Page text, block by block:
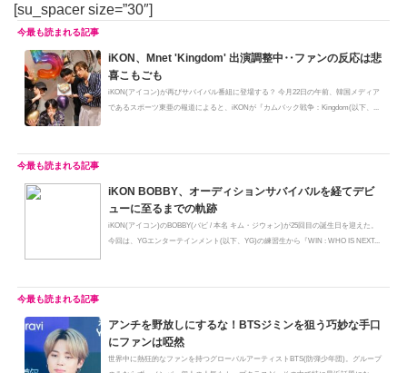
[su_spacer size=”30″]
iKON、Mnet 'Kingdom' 出演調整中‥ファンの反応は悲
喜こもごも
iKON(アイコン)が再びサバイバル番組に登場する？ 今月22日の午前、韓国メディア
であるスポーツ東亜の報道によると、iKONが『カムバック戦争：Kingdom(以下、...
iKON BOBBY、オーディションサバイバルを経てデビ
ューに至るまでの軌跡
iKON(アイコン)のBOBBY(バビ / 本名 キム・ジウォン)が25回目の誕生日を迎えた。
今回は、YGエンターテインメント(以下、YG)の練習生から『WIN : WHO IS NEXT...
アンチを野放しにするな！BTSジミンを狙う巧妙な手口
にファンは啞然
世界中に熱狂的なファンを持つグローバルアーティストBTS(防弾少年団)。グループ